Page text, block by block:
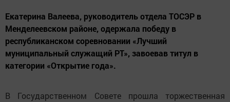
Екатерина Валеева, руководитель отдела ТОСЭР в
Менделеевском районе, одержала победу в
республиканском соревновании «Лучший
муниципальный служащий РТ», завоевав титул в
категории «Открытие года».
В Государственном Совете прошла торжественная